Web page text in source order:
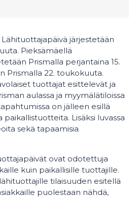
Lähituottajapäivä järjestetään
Pieksämäellä
Prismalla perjantaina 15.
Prismalla 22. toukokuuta.
tuottajat esittelevät ja
aulassa ja myymälätiloissa
on jälleen esillä
paikallistuotteita. Lisäksi luvassa
sekä tapaamisia
ovat odotettuja
kuin paikallisille tuottajille.
tilaisuuden esitellä
puolestaan nähdä,